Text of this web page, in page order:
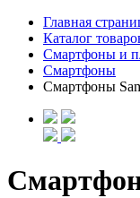
Главная
Каталог
Смартфоны и
Смартфоны
Смартфоны